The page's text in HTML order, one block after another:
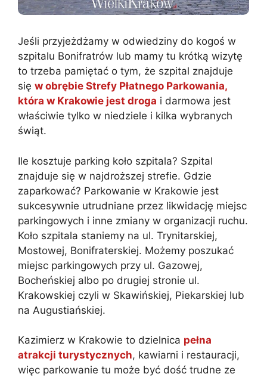
Jeśli przyjeżdżamy w odwiedziny do kogoś w
szpitalu Bonifratrów lub mamy tu krótką wizytę
to trzeba pamiętać o tym, że szpital znajduje
się w obrębie Strefy Płatnego Parkowania,
która w Krakowie jest droga i darmowa jest
właściwie tylko w niedziele i kilka wybranych
świąt.
Ile kosztuje parking koło szpitala? Szpital
znajduje się w najdroższej strefie. Gdzie
zaparkować? Parkowanie w Krakowie jest
sukcesywnie utrudniane przez likwidację miejsc
parkingowych i inne zmiany w organizacji ruchu.
Koło szpitala staniemy na ul. Trynitarskiej,
Mostowej, Bonifraterskiej. Możemy poszukać
miejsc parkingowych przy ul. Gazowej,
Bocheńskiej albo po drugiej stronie ul.
Krakowskiej czyli w Skawińskiej, Piekarskiej lub
na Augustiańskiej.
Kazimierz w Krakowie to dzielnica pełna
atrakcji turystycznych, kawiarni i restauracji,
więc parkowanie tu może być dość trudne ze